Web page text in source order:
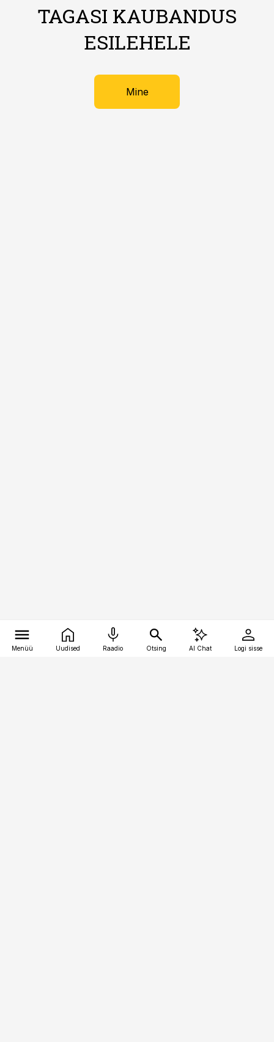
TAGASI KAUBANDUS
ESILEHELE
Mine
Menüü Uudised Raadio Otsing AI Chat Logi sisse